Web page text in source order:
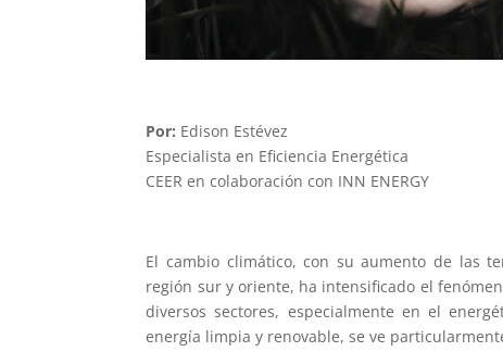
Por: Edison Estévez
Especialista en Eficiencia Energética
CEER en colaboración con INN ENERGY
El cambio climático, con su aumento de las
región sur y oriente, ha intensificado el
diversos sectores, especialmente en el
energía limpia y renovable, se ve